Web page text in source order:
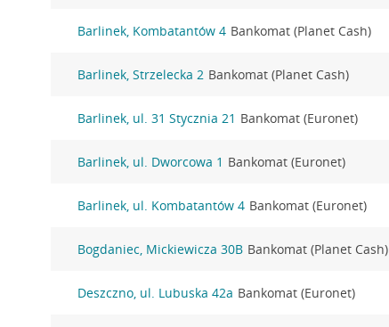
Barlinek, Kombatantów 4 Bankomat (Planet Cash)
Barlinek, Strzelecka 2 Bankomat (Planet Cash)
Barlinek, ul. 31 Stycznia 21 Bankomat (Euronet)
Barlinek, ul. Dworcowa 1 Bankomat (Euronet)
Barlinek, ul. Kombatantów 4 Bankomat (Euronet)
Bogdaniec, Mickiewicza 30B Bankomat (Planet Cash)
Deszczno, ul. Lubuska 42a Bankomat (Euronet)